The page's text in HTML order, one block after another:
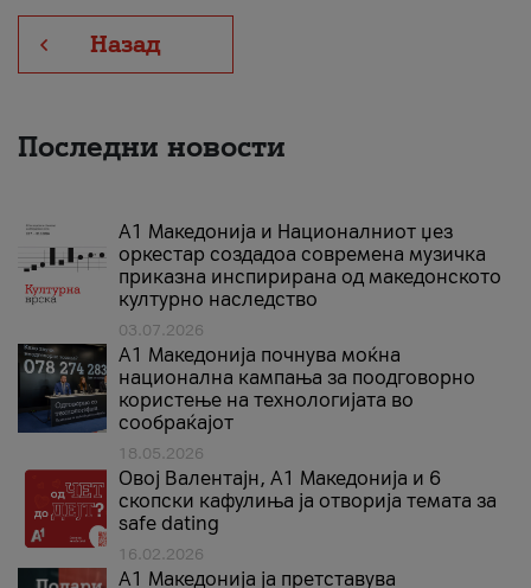
Назад
Последни новости
А1 Македонија и Националниот џез
оркестар создадоа современа музичка
приказна инспирирана од македонското
културно наследство
03.07.2026
A1 Македонија почнува моќна
национална кампања за поодговорно
користење на технологијата во
сообраќајот
18.05.2026
Овој Валентајн, A1 Македонија и 6
скопски кафулиња ја отворија темата за
safe dating
16.02.2026
А1 Македонија ја претставува